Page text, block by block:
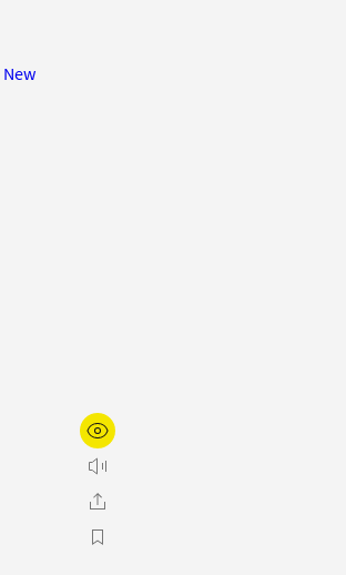
New